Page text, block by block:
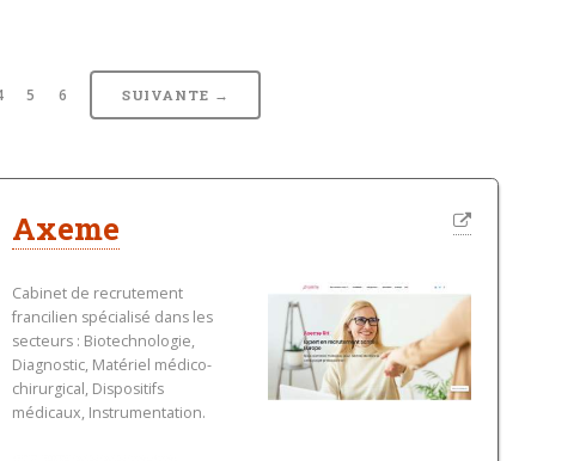
5 6 SUIVANTE →
Axeme
Cabinet de recrutement
francilien spécialisé dans les
secteurs : Biotechnologie,
Diagnostic, Matériel médico-
chirurgical, Dispositifs
médicaux, Instrumentation.